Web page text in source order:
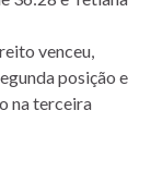
venceu,
posição e
na terceira